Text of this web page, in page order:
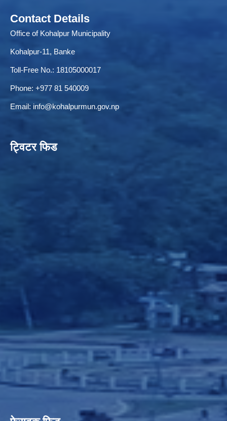
Contact Details
Office of Kohalpur Municipality
Kohalpur-11, Banke
Toll-Free No.: 18105000017
Phone: +977 81 540009
Email: info@kohalpurmun.gov.np
ट्विटर फिड